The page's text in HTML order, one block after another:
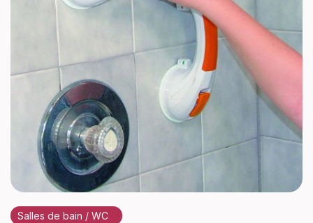
Salles de bain / WC